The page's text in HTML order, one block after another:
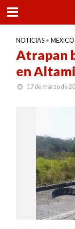
NOTICIAS • MEXICO
Atrapan
en
17 de marzo de